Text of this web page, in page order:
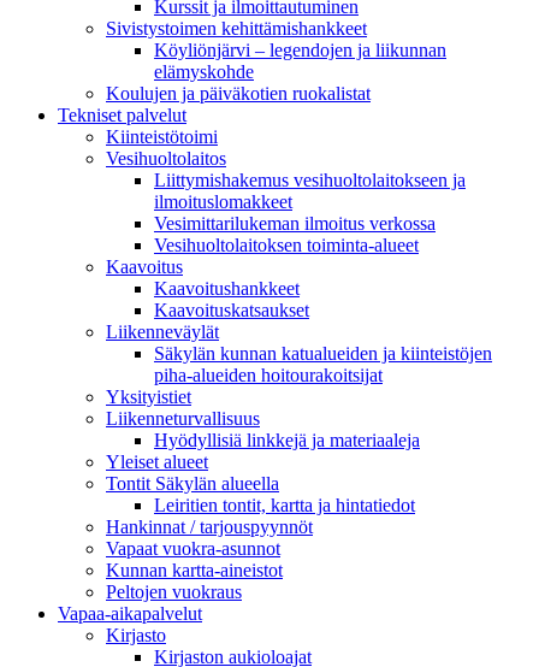
Kurssit ja ilmoittautuminen
Sivistystoimen kehittämishankkeet
Köyliönjärvi – legendojen ja liikunnan
elämyskohde
Koulujen ja päiväkotien ruokalistat
Tekniset palvelut
Kiinteistötoimi
Vesihuoltolaitos
Liittymishakemus vesihuoltolaitokseen ja
ilmoituslomakkeet
Vesimittarilukeman ilmoitus verkossa
Vesihuoltolaitoksen toiminta-alueet
Kaavoitus
Kaavoitushankkeet
Kaavoituskatsaukset
Liikenneväylät
Säkylän kunnan katualueiden ja kiinteistöjen
piha-alueiden hoitourakoitsijat
Yksityistiet
Liikenneturvallisuus
Hyödyllisiä linkkejä ja materiaaleja
Yleiset alueet
Tontit Säkylän alueella
Leiritien tontit, kartta ja hintatiedot
Hankinnat / tarjouspyynnöt
Vapaat vuokra-asunnot
Kunnan kartta-aineistot
Peltojen vuokraus
Vapaa-aika­palvelut
Kirjasto
Kirjaston aukioloajat